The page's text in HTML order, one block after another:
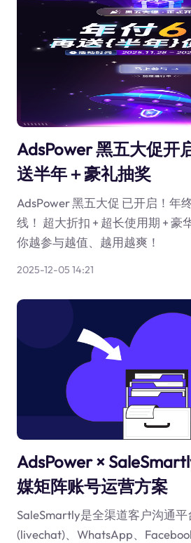
AdsPower 黑五大促开
送半年＋豪礼抽奖
AdsPower 黑五大促 已开启！年
线！ 超大折扣 + 超长使用期 + 豪
你越参与越值、越用越爽！
2025-12-05 14:21
AdsPower ×
媒矩阵账号运营方案
SaleSmartly是全渠道客户沟通
(livechat)、WhatsApp、